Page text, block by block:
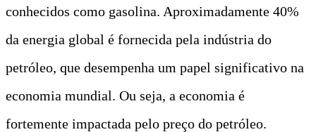
conhecidos como gasolina. Aproximadamente 40%
da energia global é fornecida pela indústria do
petróleo, que desempenha um papel significativo na
economia mundial. Ou seja, a economia é
fortemente impactada pelo preço do petróleo.